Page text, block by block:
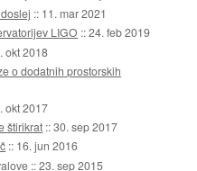
:: 11. mar 2021
LIGO ::24. feb 2019
okt 2018
o dodatnih prostorskih
okt 2017
štirikrat ::30. sep 2017
:: 16. jun 2016
::23. sep 2015